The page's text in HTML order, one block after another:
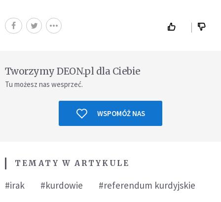
Tworzymy DEON.pl dla Ciebie
Tu możesz nas wesprzeć.
WSPOMÓŻ NAS
TEMATY W ARTYKULE
#irak #kurdowie #referendum kurdyjskie